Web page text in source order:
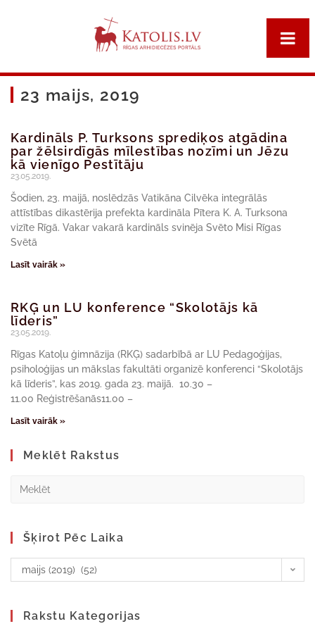
23 maijs, 2019
Kardināls P. Turksons sprediķos atgādina
par žēlsirdīgās mīlestības nozīmi un Jēzu
kā vienīgo Pestītāju
23.05.2019.
Šodien, 23. maijā, noslēdzās Vatikāna Cilvēka integrālās
attīstības dikastērija prefekta kardināla Pītera K. A. Turksona
vizīte Rīgā. Vakar vakarā kardināls svinēja Svēto Misi Rīgas
Svētā
Lasīt vairāk »
RKĢ un LU konference “Skolotājs kā
līderis”
23.05.2019.
Rīgas Katoļu ģimnāzija (RKĢ) sadarbībā ar LU Pedagoģijas,
psiholoģijas un mākslas fakultāti organizē konferenci “Skolotājs
kā līderis”, kas 2019. gada 23. maijā. 10.30 –
11.00 Reģistrēšanās11.00 –
Lasīt vairāk »
Meklēt Rakstus
Šķirot Pēc Laika
maijs (2019) (52)
Rakstu Kategorijas